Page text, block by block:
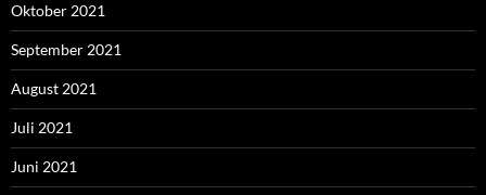
Oktober 2021
September 2021
August 2021
Juli 2021
Juni 2021